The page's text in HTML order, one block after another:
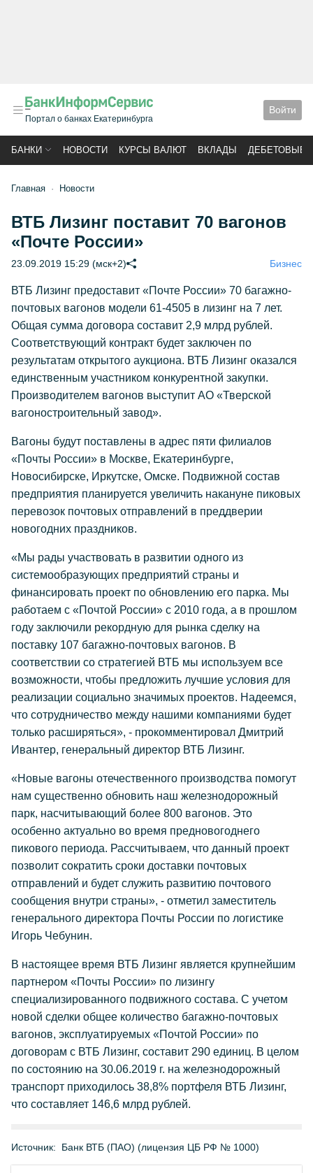
Портал о банках Екатеринбурга
Войти
БАНКИ НОВОСТИ КУРСЫ ВАЛЮТ ВКЛАДЫ ДЕБЕТОВЫЕ
Главная Новости
ВТБ Лизинг поставит 70 вагонов
«Почте России»
23.09.2019 15:29 (мск+2) Бизнес
ВТБ Лизинг предоставит «Почте России» 70 багажно-
почтовых вагонов модели 61-4505 в лизинг на 7 лет.
Общая сумма договора составит 2,9 млрд рублей.
Соответствующий контракт будет заключен по
результатам открытого аукциона. ВТБ Лизинг оказался
единственным участником конкурентной закупки.
Производителем вагонов выступит АО «Тверской
вагоностроительный завод».
Вагоны будут поставлены в адрес пяти филиалов
«Почты России» в Москве, Екатеринбурге,
Новосибирске, Иркутске, Омске. Подвижной состав
предприятия планируется увеличить накануне пиковых
перевозок почтовых отправлений в преддверии
новогодних праздников.
«Мы рады участвовать в развитии одного из
системообразующих предприятий страны и
финансировать проект по обновлению его парка. Мы
работаем с «Почтой России» с 2010 года, а в прошлом
году заключили рекордную для рынка сделку на
поставку 107 багажно-почтовых вагонов. В
соответствии со стратегией ВТБ мы используем все
возможности, чтобы предложить лучшие условия для
реализации социально значимых проектов. Надеемся,
что сотрудничество между нашими компаниями будет
только расширяться», - прокомментировал Дмитрий
Ивантер, генеральный директор ВТБ Лизинг.
«Новые вагоны отечественного производства помогут
нам существенно обновить наш железнодорожный
парк, насчитывающий более 800 вагонов. Это
особенно актуально во время предновогоднего
пикового периода. Рассчитываем, что данный проект
позволит сократить сроки доставки почтовых
отправлений и будет служить развитию почтового
сообщения внутри страны», - отметил заместитель
генерального директора Почты России по логистике
Игорь Чебунин.
В настоящее время ВТБ Лизинг является крупнейшим
партнером «Почты России» по лизингу
специализированного подвижного состава. С учетом
новой сделки общее количество багажно-почтовых
вагонов, эксплуатируемых «Почтой России» по
договорам с ВТБ Лизинг, составит 290 единиц. В целом
по состоянию на 30.06.2019 г. на железнодорожный
транспорт приходилось 38,8% портфеля ВТБ Лизинг,
что составляет 146,6 млрд рублей.
Источник: Банк ВТБ (ПАО) (лицензия ЦБ РФ № 1000)